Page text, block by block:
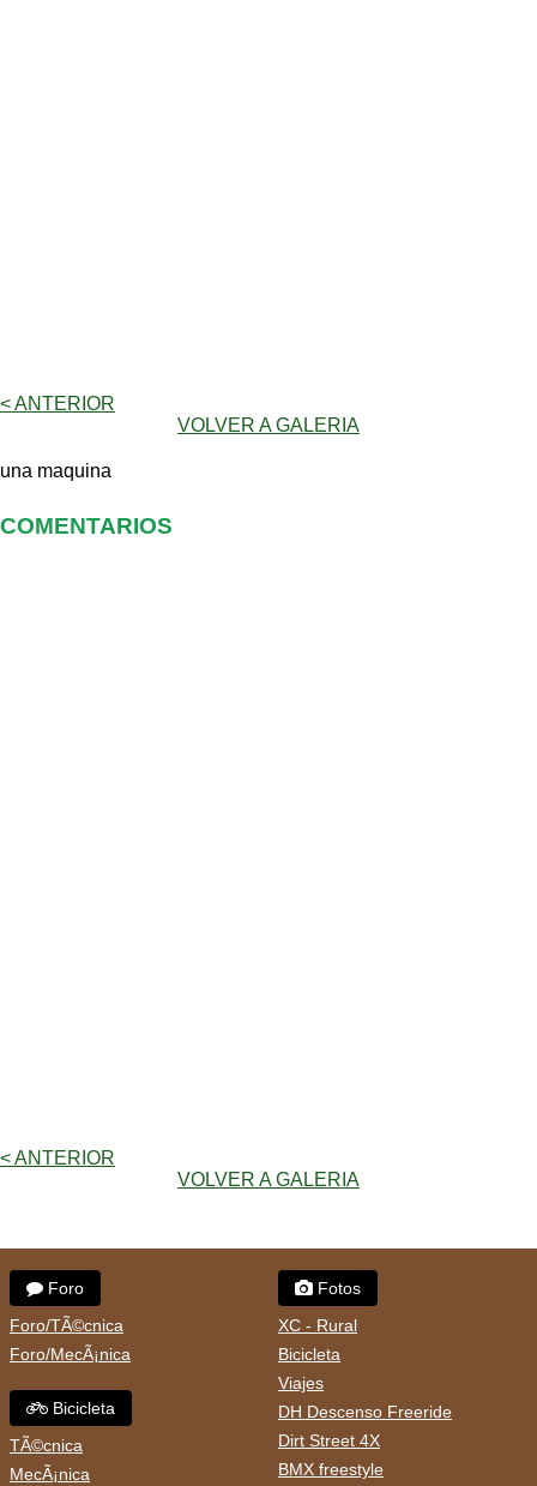
< ANTERIOR
VOLVER A GALERIA
una maquina
COMENTARIOS
< ANTERIOR
VOLVER A GALERIA
Foro
Foro/TÃ©cnica
Foro/MecÃ¡nica
Bicicleta
TÃ©cnica
MecÃ¡nica
Fotos
XC - Rural
Bicicleta
Viajes
DH Descenso Freeride
Dirt Street 4X
BMX freestyle